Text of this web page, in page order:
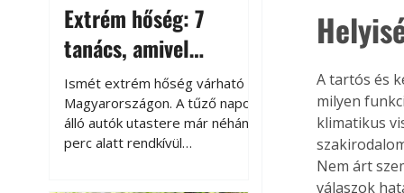
Extrém hőség: 7
tanács, amivel
megóvhatjuk
autónkat a nyári
károktól
Ismét extrém hőség várható
Magyarországon. A tűző napon
álló autók utastere már néhány
perc alatt rendkívül
A tartós és
milyen
klimatikus
Nem árt
válaszok